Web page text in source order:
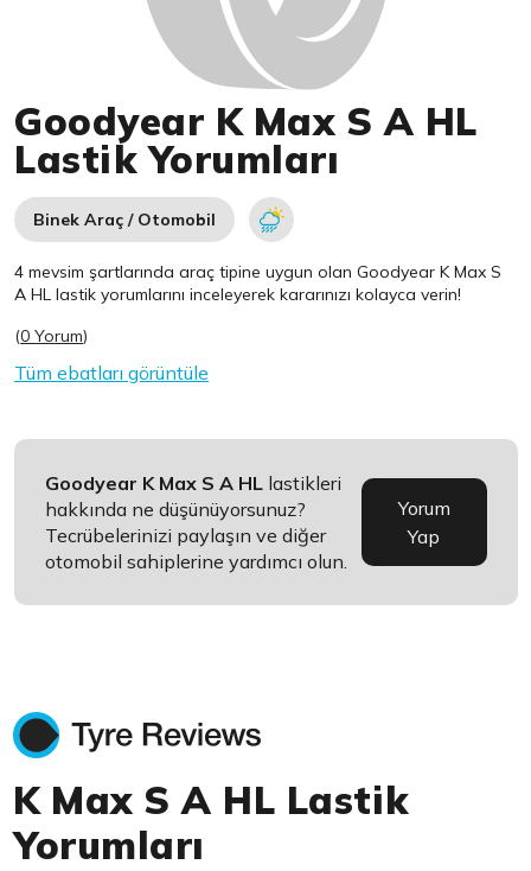
Goodyear K Max S A HL
Lastik Yorumları
Binek Araç / Otomobil
4 mevsim şartlarında araç tipine uygun olanGoodyear K Max S
A HL lastik yorumlarını inceleyerek kararınızı kolayca verin!
(0 Yorum)
Tüm ebatları görüntüle
Goodyear K Max S A HL lastikleri
hakkında ne düşünüyorsunuz?
Tecrübelerinizi paylaşın ve diğer
otomobil sahiplerine yardımcı olun.
Yorum
Yap
K Max S A HL Lastik
Yorumları